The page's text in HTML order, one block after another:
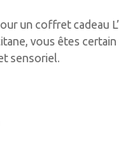
un coffret cadeau
vous êtes
sensoriel.